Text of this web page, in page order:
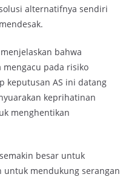
alternatifnya sendiri
bahwa
pada risiko
keputusan AS ini datang
keprihatinan
menghentikan
besar untuk
untuk mendukung serangan